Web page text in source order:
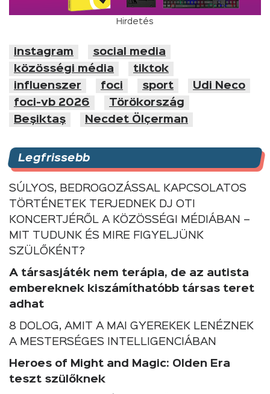
Hirdetés
instagram
social media
közösségi média
tiktok
influenszer
foci sport
Udi Neco
foci-vb 2026
Törökország
Beşiktaş
Necdet Ölçerman
Legfrissebb
SÚLYOS, BEDROGOZÁSSAL KAPCSOLATOS
TÖRTÉNETEK TERJEDNEK DJ OTI
KONCERTJÉRŐL A KÖZÖSSÉGI MÉDIÁBAN –
MIT TUDUNK ÉS MIRE FIGYELJÜNK
SZÜLŐKÉNT?
A társasjáték nem terápia, de az autista
embereknek kiszámíthatóbb társas teret
adhat
8 DOLOG, AMIT A MAI GYEREKEK LENÉZNEK
A MESTERSÉGES INTELLIGENCIÁBAN
Heroes of Might and Magic: Olden Era
teszt szülőknek